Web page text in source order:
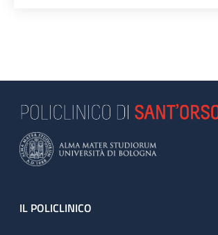
Footer
IL POLICLINICO